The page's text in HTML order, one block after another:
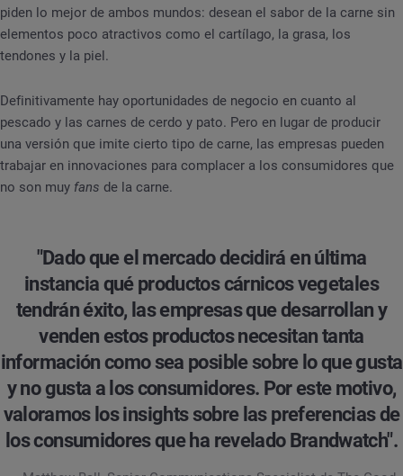
piden lo mejor de ambos mundos: desean el sabor de la carne sin
elementos poco atractivos como el cartílago, la grasa, los
tendones y la piel.
Definitivamente hay oportunidades de negocio en cuanto al
pescado y las carnes de cerdo y pato. Pero en lugar de producir
una versión que imite cierto tipo de carne, las empresas pueden
trabajar en innovaciones para complacer a los consumidores que
no son muy fans de la carne.
"Dado que el mercado decidirá en última
instancia qué productos cárnicos vegetales
tendrán éxito, las empresas que desarrollan y
venden estos productos necesitan tanta
información como sea posible sobre lo que gusta
y no gusta a los consumidores. Por este motivo,
valoramos los insights sobre las preferencias de
los consumidores que ha revelado Brandwatch".